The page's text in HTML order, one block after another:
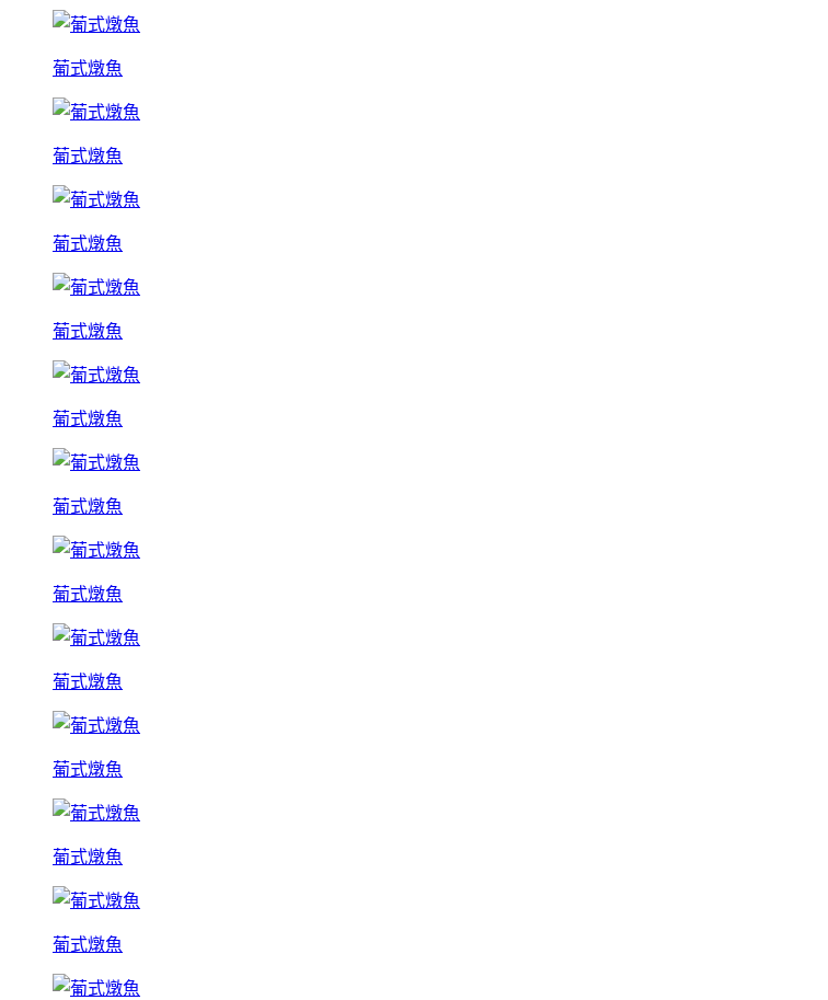
葡式燉魚
葡式燉魚
葡式燉魚
葡式燉魚
葡式燉魚
葡式燉魚
葡式燉魚
葡式燉魚
葡式燉魚
葡式燉魚
葡式燉魚